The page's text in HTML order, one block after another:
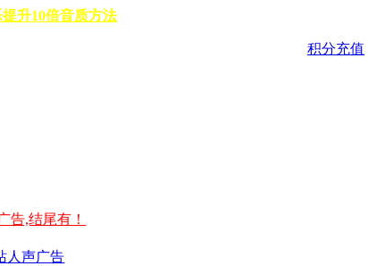
升10倍音质方法
积分充值
告,结尾有！
人声广告